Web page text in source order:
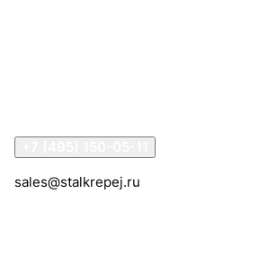
sales@stalkrepej.ru